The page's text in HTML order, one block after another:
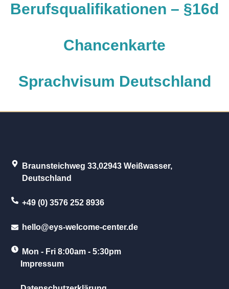
Berufsqualifikationen – §16d
Chancenkarte
Sprachvisum Deutschland
Braunsteichweg 33,02943 Weißwasser,
Deutschland
+49 (0) 3576 252 8936
hello@eys-welcome-center.de
Mon - Fri 8:00am - 5:30pm
Impressum